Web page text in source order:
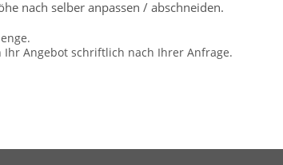
nach selber anpassen / abschneiden.
Angebot schriftlich nach Ihrer Anfrage.